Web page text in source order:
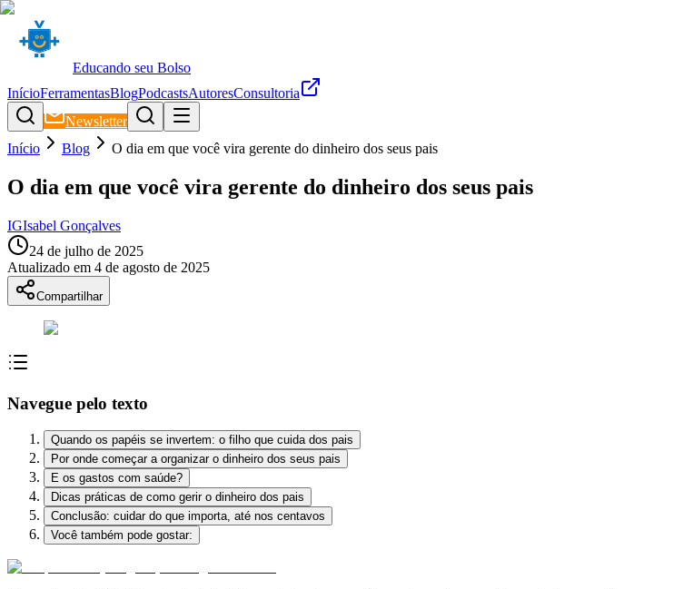
Educando seu Bolso
InícioFerramentasBlogPodcastsAutoresConsultoria
Newsletter
Início
Blog O dia em que você vira gerente do dinheiro dos seus pais
O dia em que você vira gerente do dinheiro dos seus pais
IGIsabel Gonçalves
24 de julho de 2025
Atualizado em 4 de agosto de 2025
Compartilhar
Navegue pelo texto
Quando os papéis se invertem: o filho que cuida dos pais
Por onde começar a organizar o dinheiro dos seus pais
E os gastos com saúde?
Dicas práticas de como gerir o dinheiro dos pais
Conclusão: cuidar do que importa, até nos centavos
Você também pode gostar: